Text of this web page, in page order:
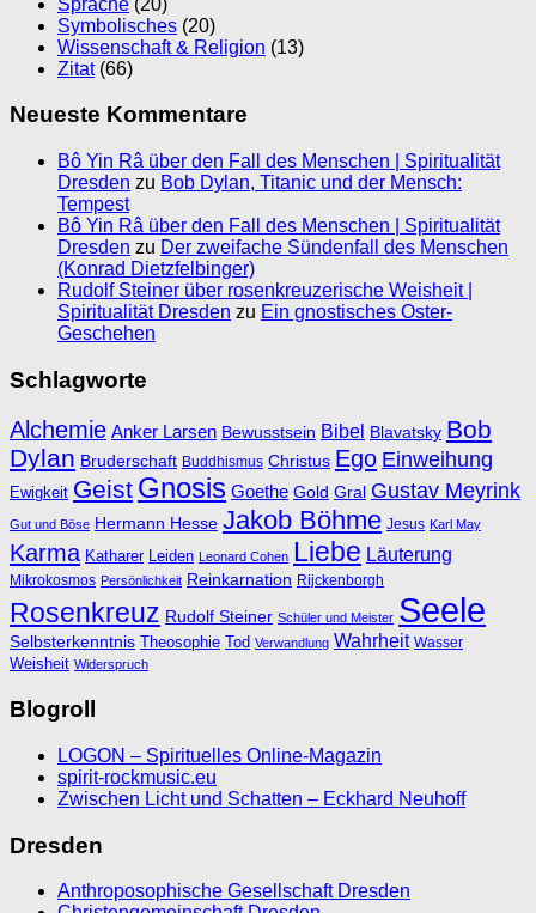
Symbolisches (20)
Wissenschaft & Religion (13)
Zitat(66)
Neueste Kommentare
Bô Yin Râ über den Fall des Menschen | Spiritualität
Dresden zu Bob Dylan, Titanic und der Mensch:
Tempest
Bô Yin Râ über den Fall des Menschen | Spiritualität
Dresden zu Der zweifache Sündenfall des Menschen
(Konrad Dietzfelbinger)
Rudolf Steiner über rosenkreuzerische Weisheit |
Spiritualität Dresden zu Ein gnostisches Oster-
Geschehen
Schlagworte
Alchemie Anker Larsen Bewusstsein Bibel Blavatsky Bob
Dylan Bruderschaft Buddhismus Christus Ego Einweihung
Ewigkeit Geist Gnosis Goethe Gold Gral Gustav Meyrink
Gut und Böse Hermann Hesse Jakob Böhme Jesus Karl May
Karma Katharer Leiden Leonard Cohen Liebe Läuterung
Mikrokosmos Persönlichkeit Reinkarnation Rijckenborgh
Rosenkreuz Rudolf Steiner Schüler und Meister Seele
Selbsterkenntnis Theosophie Tod Verwandlung Wahrheit Wasser
Weisheit Widerspruch
Blogroll
LOGON – Spirituelles Online-Magazin
spirit-rockmusic.eu
Zwischen Licht und Schatten – Eckhard Neuhoff
Dresden
Anthroposophische Gesellschaft Dresden